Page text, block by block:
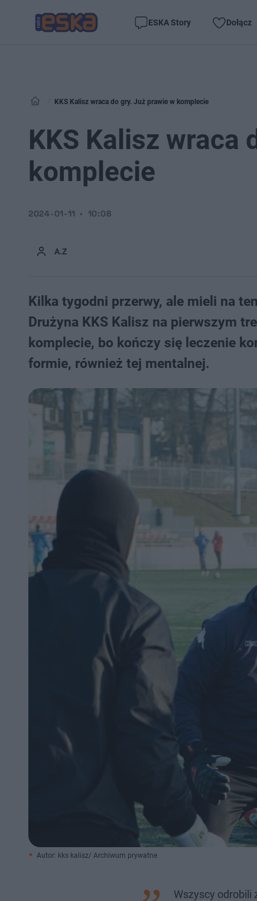
ESKA Story Dołącz
KKS Kalisz wraca do gry. Już prawie w komplecie
KKS Kalisz wraca
komplecie
A.Z
2024-01-11 10:08
Kilka tygodni przerwy, ale mieli na
Drużyna KKS Kalisz na pierwszym
komplecie, bo kończy się leczenie
formie, również tej mentalnej.
Autor: kks kalisz/ Archiwum prywatne
Wszyscy odrobili